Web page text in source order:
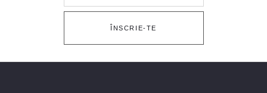
ÎNSCRIE-TE